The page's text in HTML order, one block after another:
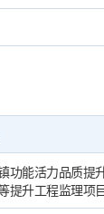
功能活力品质提
提升工程监理项目